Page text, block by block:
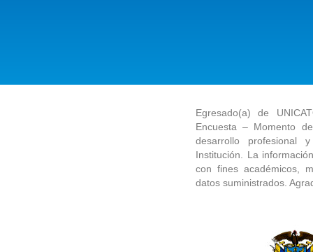
Egresado(a) de
Encuesta – Momento
desarrollo profesional
Institución. La
con fines académicos,
datos suministrados.